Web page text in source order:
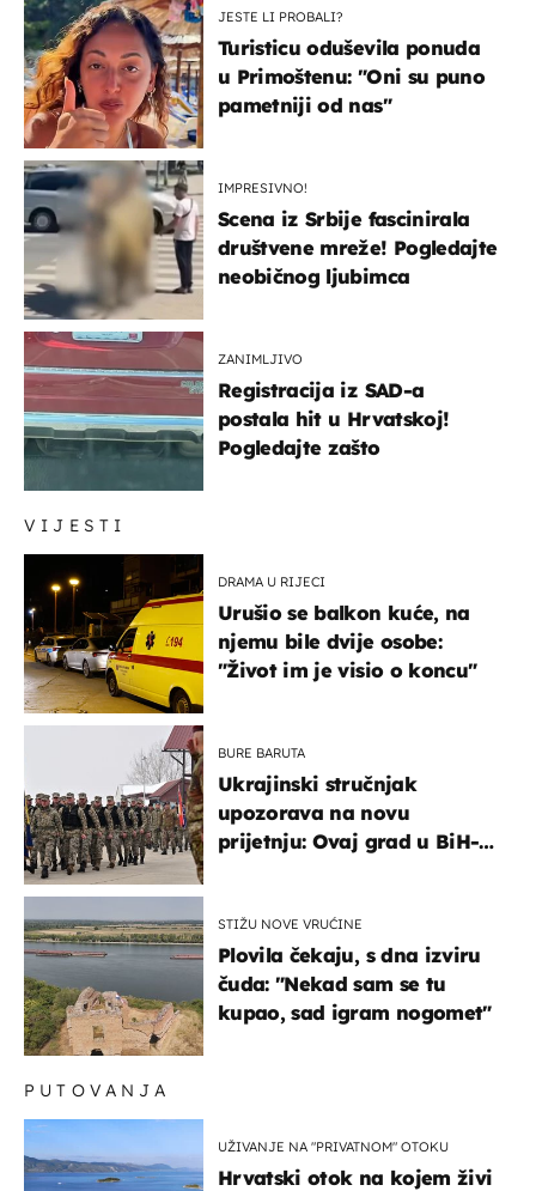
VIJESTI
DRAMA U RIJECI
Urušio se balkon kuće, na
njemu bile dvije osobe:
"Život im je visio o koncu"
BURE BARUTA
Ukrajinski stručnjak
upozorava na novu
prijetnju: Ovaj grad u BiH-u
STIŽU NOVE VRUĆINE
Plovila čekaju, s dna izviru
čuda: "Nekad sam se tu
kupao, sad igram nogomet"
JESTE LI PROBALI?
Turisticu oduševila ponuda
u Primoštenu: "Oni su puno
pametniji od nas"
IMPRESIVNO!
Scena iz Srbije fascinirala
društvene mreže! Pogledajte
neobičnog ljubimca
ZANIMLJIVO
Registracija iz SAD-a
postala hit u Hrvatskoj!
Pogledajte zašto
PUTOVANJA
UŽIVANJE NA "PRIVATNOM" OTOKU
Hrvatski otok na kojem živi